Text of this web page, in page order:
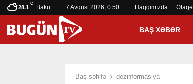
28.1
C
Baku 7 Avqust 2026, 0:50 Haqqımızda Əlaqə
BAŞ XƏBƏR
Baş səhifə dezinformasiya